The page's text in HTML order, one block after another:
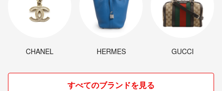
CHANEL HERMES GUCCI
すべてのブランドを見る